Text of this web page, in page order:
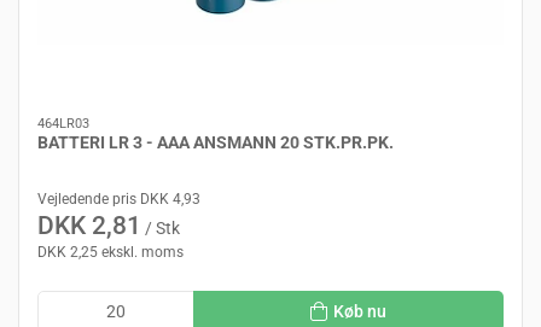
464LR03
BATTERI LR 3 - AAA ANSMANN 20 STK.PR.PK.
Vejledende pris DKK 4,93
DKK 2,81 / Stk
DKK 2,25 ekskl. moms
Køb nu